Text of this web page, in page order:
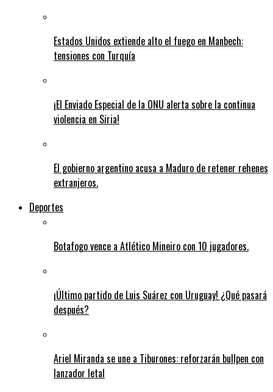
Estados Unidos extiende alto el fuego en Manbech:
tensiones con Turquía
¡El Enviado Especial de la ONU alerta sobre la continua
violencia en Siria!
El gobierno argentino acusa a Maduro de retener rehenes
extranjeros.
Deportes
Botafogo vence a Atlético Mineiro con 10 jugadores.
¡Último partido de Luis Suárez con Uruguay! ¿Qué pasará
después?
Ariel Miranda se une a Tiburones: reforzarán bullpen con
lanzador letal